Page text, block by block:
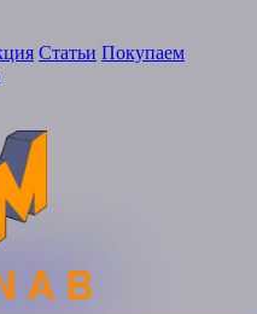
Статьи Покупаем